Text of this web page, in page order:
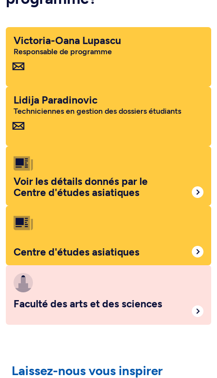
Victoria-Oana Lupascu
Responsable de programme
Lidija Paradinovic
Techniciennes en gestion des dossiers étudiants
Voir les détails donnés par le
Centre d'études asiatiques
Centre d'études asiatiques
Faculté des arts et des sciences
Laissez-nous vous inspirer